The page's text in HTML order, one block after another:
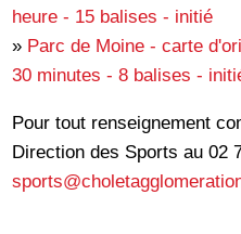
heure - 15 balises - initié
» Parc de Moine - carte
30 minutes - 8 balises -
Pour tout renseignement
Direction des Sports au 02